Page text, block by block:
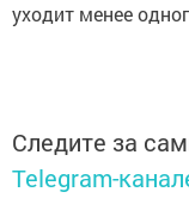
уходит менее
Следите за
Telegram-